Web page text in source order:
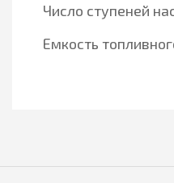
Число ступеней
Емкость